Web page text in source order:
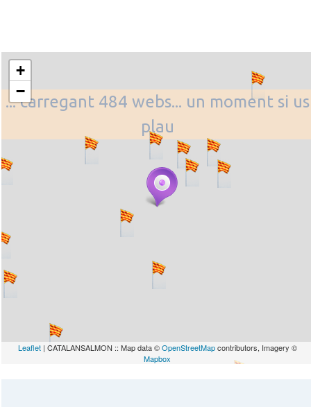
... carregant 484 webs... un moment si us
plau
+
−
Leaflet| CATALANSALMON :: Map data ©OpenStreetMapcontributors, Imagery ©
Mapbox